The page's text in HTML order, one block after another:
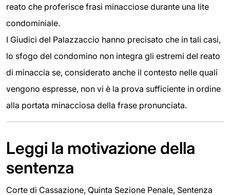
reato che proferisce frasi minacciose durante una lite
condominiale.
I Giudici del Palazzaccio hanno precisato che in tali casi,
lo sfogo del condomino non integra gli estremi del reato
di minaccia se, considerato anche il contesto nelle quali
vengono espresse, non vi è la prova sufficiente in ordine
alla portata minacciosa della frase pronunciata.
Leggi la motivazione della
sentenza
Corte di Cassazione, Quinta Sezione Penale, Sentenza